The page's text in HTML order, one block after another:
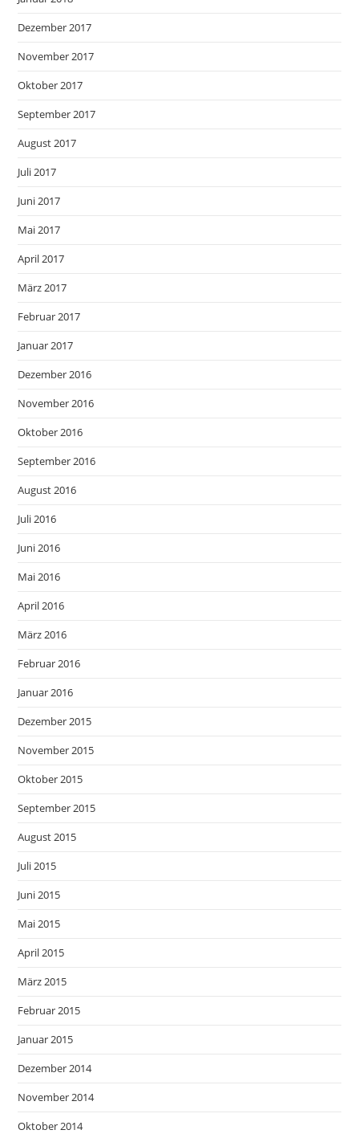
Dezember 2017
November 2017
Oktober 2017
September 2017
August 2017
Juli 2017
Juni 2017
Mai 2017
April 2017
März 2017
Februar 2017
Januar 2017
Dezember 2016
November 2016
Oktober 2016
September 2016
August 2016
Juli 2016
Juni 2016
Mai 2016
April 2016
März 2016
Februar 2016
Januar 2016
Dezember 2015
November 2015
Oktober 2015
September 2015
August 2015
Juli 2015
Juni 2015
Mai 2015
April 2015
März 2015
Februar 2015
Januar 2015
Dezember 2014
November 2014
Oktober 2014